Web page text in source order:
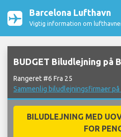
Barcelona Lufthavn
Vigtig information om
BUDGET Biludlejning på
Rangeret #6 Fra 25
Sammenlig biludlejningsfirmaer
BILUDLEJNING MED
FOR